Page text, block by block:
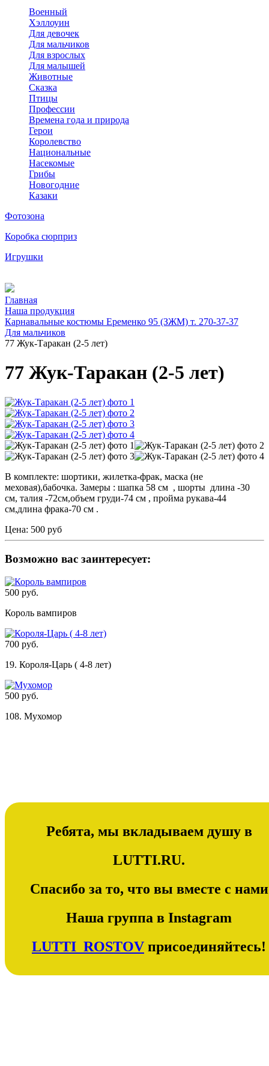
Военный
Хэллоуин
Для девочек
Для мальчиков
Для взрослых
Для малышей
Животные
Сказка
Птицы
Профессии
Времена года и природа
Герои
Королевство
Национальные
Насекомые
Грибы
Новогодние
Казаки
Фотозона
Коробка сюрприз
Игрушки
Главная
Наша продукция
Карнавальные костюмы Еременко 95 (ЗЖМ) т. 270-37-37
Для мальчиков
77 Жук-Таракан (2-5 лет)
77 Жук-Таракан (2-5 лет)
В комплекте: шортики, жилетка-фрак, маска (не
меховая),бабочка. Замеры : шапка 58 см , шорты длина -30
см, талия -72см,объем груди-74 см , пройма рукава-44
см,длина фрака-70 см .
Цена: 500 руб
Возможно вас заинтересует:
500 руб.
Король вампиров
700 руб.
19. Короля-Царь ( 4-8 лет)
500 руб.
108. Мухомор
Ребята, мы вкладываем душу в
LUTTI.RU.
Спасибо за то, что вы вместе с нами
Наша группа в Instagram
LUTTI_ROSTOV присоединяйтесь!